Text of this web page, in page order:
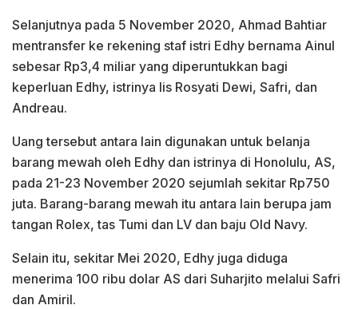
Selanjutnya pada 5 November 2020, Ahmad Bahtiar
mentransfer ke rekening staf istri Edhy bernama Ainul
sebesar Rp3,4 miliar yang diperuntukkan bagi
keperluan Edhy, istrinya Iis Rosyati Dewi, Safri, dan
Andreau.
Uang tersebut antara lain digunakan untuk belanja
barang mewah oleh Edhy dan istrinya di Honolulu, AS,
pada 21-23 November 2020 sejumlah sekitar Rp750
juta. Barang-barang mewah itu antara lain berupa jam
tangan Rolex, tas Tumi dan LV dan baju Old Navy.
Selain itu, sekitar Mei 2020, Edhy juga diduga
menerima 100 ribu dolar AS dari Suharjito melalui Safri
dan Amiril.